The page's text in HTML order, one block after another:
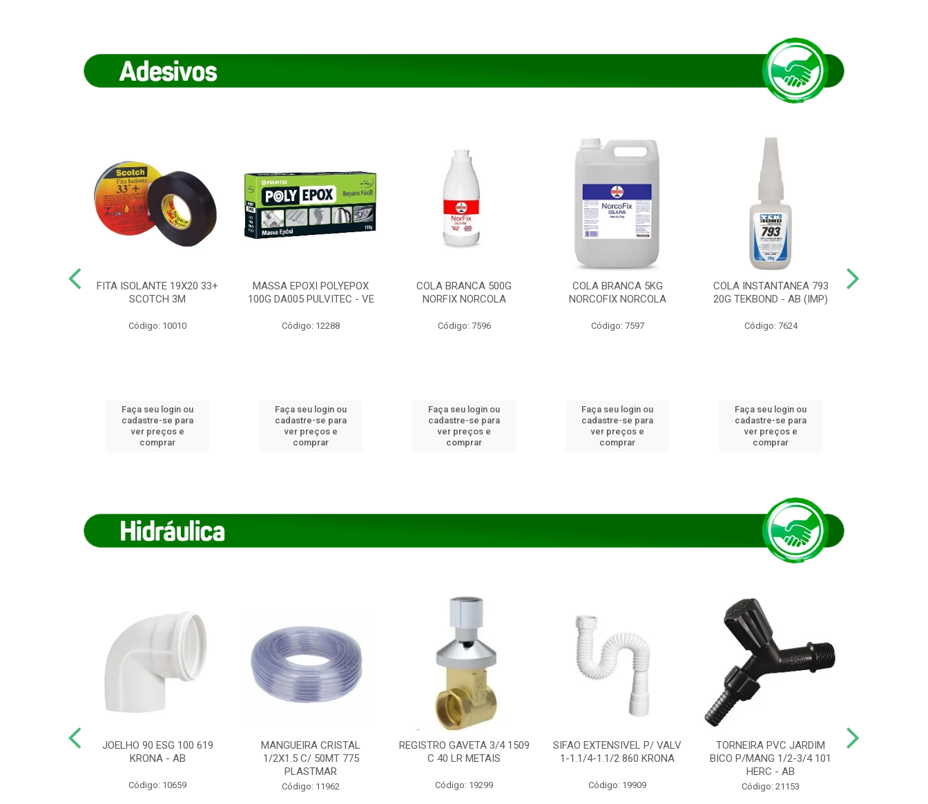
FITA ISOLANTE 19X20 33+
SCOTCH 3M
Código: 10010
Faça seu login ou
cadastre-se para
ver preços e
comprar
MASSA EPOXI POLYEPOX
100G DA005 PULVITEC - VE
Código: 12288
Faça seu login ou
cadastre-se para
ver preços e
comprar
COLA BRANCA 500G
NORFIX NORCOLA
Código: 7596
Faça seu login ou
cadastre-se para
ver preços e
comprar
COLA BRANCA 5KG
NORCOFIX NORCOLA
Código: 7597
Faça seu login ou
cadastre-se para
ver preços e
comprar
COLA INSTANTANEA 793
20G TEKBOND - AB (IMP)
Código: 7624
Faça seu login ou
cadastre-se para
ver preços e
comprar
JOELHO 90 ESG 100 619
KRONA - AB
Código: 10659
MANGUEIRA CRISTAL
1/2X1.5 C/ 50MT 775
PLASTMAR
Código: 11962
REGISTRO GAVETA 3/4 1509
C 40 LR METAIS
Código: 19299
SIFAO EXTENSIVEL P/ VALV
1-1.1/4-1.1/2 860 KRONA
Código: 19909
TORNEIRA PVC JARDIM
BICO P/MANG 1/2-3/4 101
HERC - AB
Código: 21153